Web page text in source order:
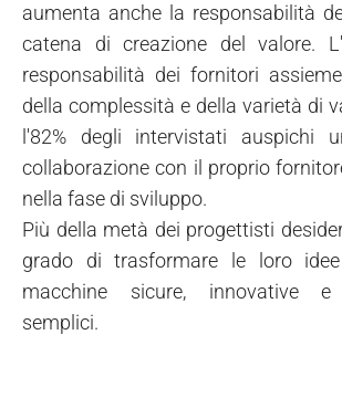
aumenta anche la responsabilità
catena di creazione del valore.
responsabilità dei fornitori
della complessità e della varietà di
l'82% degli intervistati auspichi
collaborazione con il proprio
nella fase di sviluppo.
Più della metà dei progettisti
grado di trasformare le loro
macchine sicure, innovative e
semplici.